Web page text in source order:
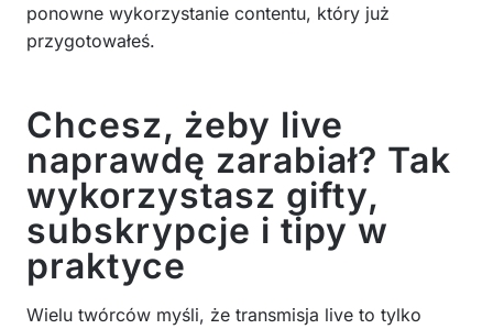
ponowne wykorzystanie contentu, który już
przygotowałeś.
Chcesz, żeby live
naprawdę zarabiał? Tak
wykorzystasz gifty,
subskrypcje i tipy w
praktyce
Wielu twórców myśli, że transmisja live to tylko